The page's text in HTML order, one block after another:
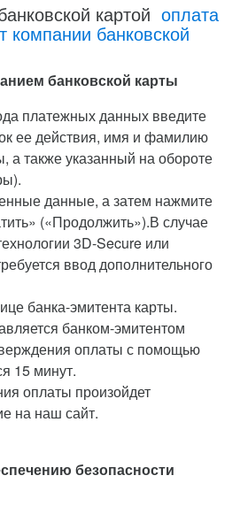
картой оплата
компании банковской
банковской карты
платежных данных введите
ее действия, имя и фамилию
а также указанный на обороте
данные, а затем нажмите
(«Продолжить»).В случае
3D-Secure или
ввод дополнительного
банка-эмитента карты.
банком-эмитентом
оплаты с помощью
15 минут.
оплаты произойдет
на наш сайт.
безопасности